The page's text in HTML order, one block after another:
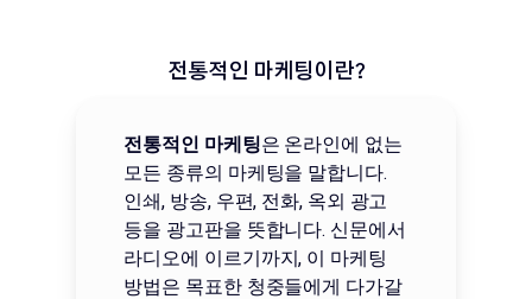
전통적인 마케팅이란?
전통적인 마케팅은 온라인에 없는
모든 종류의 마케팅을 말합니다.
인쇄, 방송, 우편, 전화, 옥외 광고
등을 광고판을 뜻합니다. 신문에서
라디오에 이르기까지, 이 마케팅
방법은 목표한 청중들에게 다가갈